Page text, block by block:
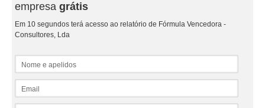
empresa grátis
Em 10 segundos terá acesso ao relatório de Fórmula Vencedora -
Consultores, Lda